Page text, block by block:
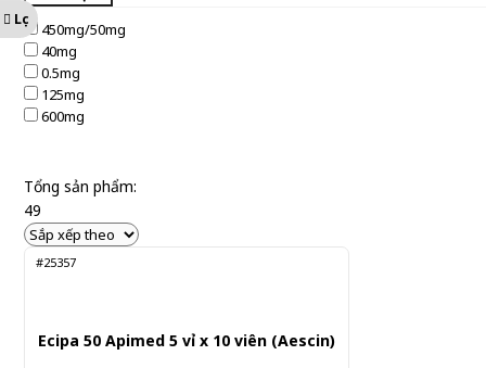
450mg/50mg
40mg
0.5mg
125mg
600mg
Tổng sản phẩm:
49
#25357
Ecipa 50 Apimed 5 vỉ x 10 viên (Aescin)
Lọc